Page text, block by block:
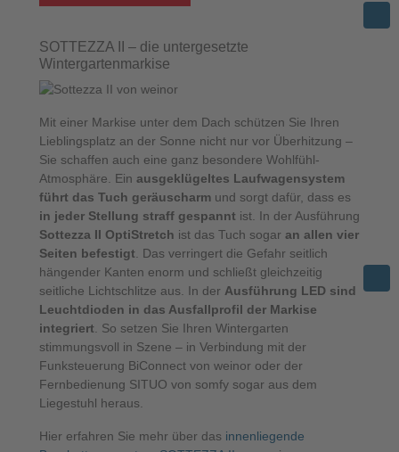
SOTTEZZA II – die untergesetzte
Wintergartenmarkise
Mit einer Markise unter dem Dach schützen Sie Ihren
Lieblingsplatz an der Sonne nicht nur vor Überhitzung –
Sie schaffen auch eine ganz besondere Wohlfühl-
Atmosphäre. Ein ausgeklügeltes Laufwagensystem
führt das Tuch geräuscharm und sorgt dafür, dass es
in jeder Stellung straff gespannt ist. In der Ausführung
Sottezza II OptiStretch ist das Tuch sogar an allen vier
Seiten befestigt . Das verringert die Gefahr seitlich
hängender Kanten enorm und schließt gleichzeitig
seitliche Lichtschlitze aus. In der Ausführung LED sind
Leuchtdioden in das Ausfallprofil der Markise
integriert . So setzen Sie Ihren Wintergarten
stimmungsvoll in Szene – in Verbindung mit der
Funksteuerung BiConnect von weinor oder der
Fernbedienung SITUO von somfy sogar aus dem
Liegestuhl heraus.
Hier erfahren Sie mehr über das innenliegende